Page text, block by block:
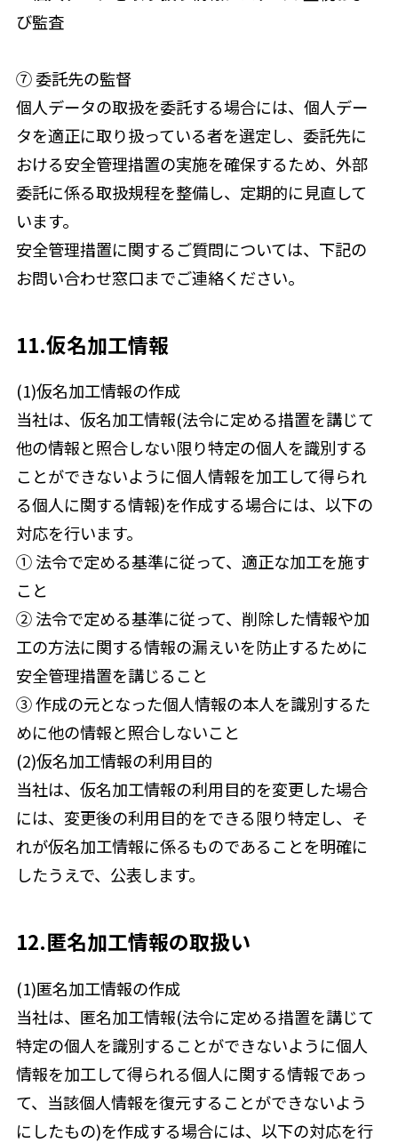
び監査
⑦ 委託先の監督
個人データの取扱を委託する場合には、個人デー
タを適正に取り扱っている者を選定し、委託先に
おける安全管理措置の実施を確保するため、外部
委託に係る取扱規程を整備し、定期的に見直して
います。
安全管理措置に関するご質問については、下記の
お問い合わせ窓口までご連絡ください。
11.仮名加工情報
(1)仮名加工情報の作成
当社は、仮名加工情報(法令に定める措置を講じて
他の情報と照合しない限り特定の個人を識別する
ことができないように個人情報を加工して得られ
る個人に関する情報)を作成する場合には、以下の
対応を行います。
① 法令で定める基準に従って、適正な加工を施す
こと
② 法令で定める基準に従って、削除した情報や加
工の方法に関する情報の漏えいを防止するために
安全管理措置を講じること
③ 作成の元となった個人情報の本人を識別するた
めに他の情報と照合しないこと
(2)仮名加工情報の利用目的
当社は、仮名加工情報の利用目的を変更した場合
には、変更後の利用目的をできる限り特定し、そ
れが仮名加工情報に係るものであることを明確に
したうえで、公表します。
12.匿名加工情報の取扱い
(1)匿名加工情報の作成
当社は、匿名加工情報(法令に定める措置を講じて
特定の個人を識別することができないように個人
情報を加工して得られる個人に関する情報であっ
て、当該個人情報を復元することができないよう
にしたもの)を作成する場合には、以下の対応を行